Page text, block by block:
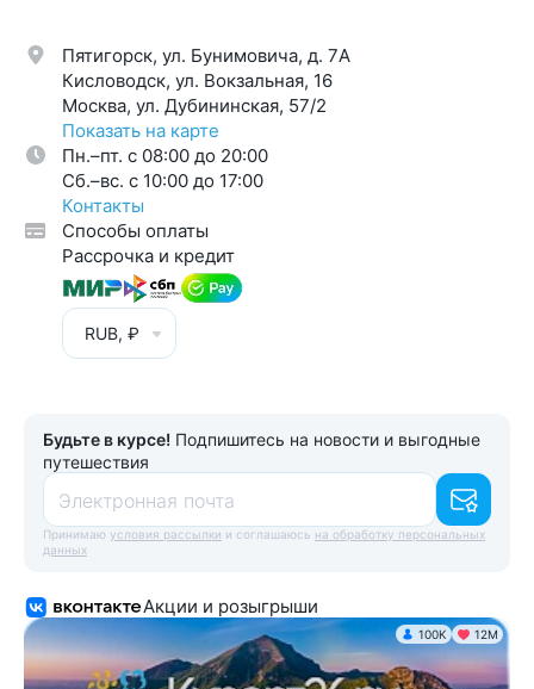
Пятигорск, ул. Бунимовича, д. 7A
Кисловодск, ул. Вокзальная, 16
Москва, ул. Дубининская, 57/2
Показать на карте
Пн.–пт. с 08:00 до 20:00
Cб.–вс. с 10:00 до 17:00
Контакты
Способы оплаты
Рассрочка и кредит
RUB, ₽
Будьте в курсе! Подпишитесь на новости и выгодные
путешествия
Электронная почта
Принимаю условия рассылки и соглашаюсь на обработку персональных
данных
Акции и розыгрыши
100K 12М